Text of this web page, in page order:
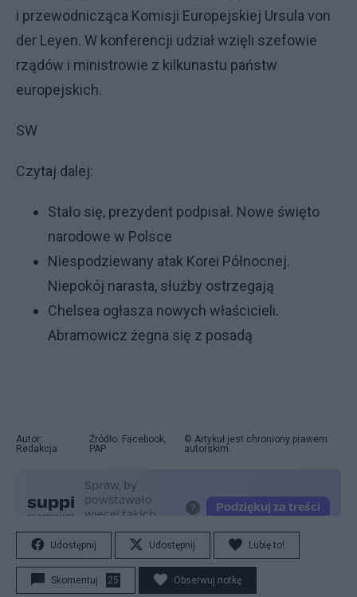
i przewodnicząca Komisji Europejskiej Ursula von
der Leyen. W konferencji udział wzięli szefowie
rządów i ministrowie z kilkunastu państw
europejskich.
SW
Czytaj dalej:
Stało się, prezydent podpisał. Nowe święto
narodowe w Polsce
Niespodziewany atak Korei Północnej.
Niepokój narasta, służby ostrzegają
Chelsea ogłasza nowych właścicieli.
Abramowicz żegna się z posadą
Autor:
Redakcja
Źródło: Facebook,
PAP
© Artykuł jest chroniony prawem
autorskim.
Udostępnij Udostępnij Lubię to!
Skomentuj 25 Obserwuj notkę